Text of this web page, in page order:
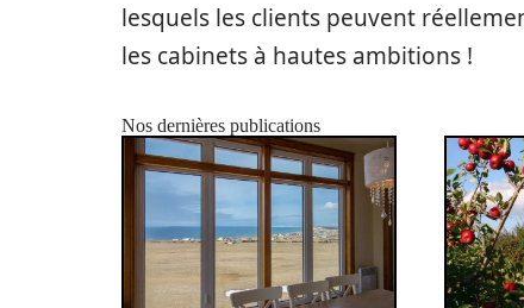
lesquels les clients peuvent
les cabinets à hautes ambitions !
Nos dernières publications